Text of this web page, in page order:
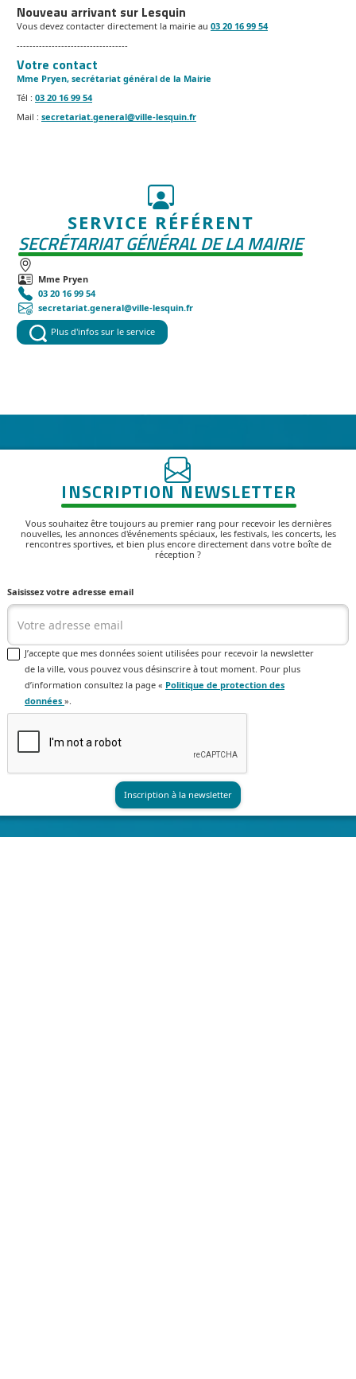
Nouveau arrivant sur Lesquin
Vous devez contacter directement la mairie au 03 20 16 99 54
-----------------------------------
Votre contact
Mme Pryen, secrétariat général de la Mairie
Tél : 03 20 16 99 54
Mail : secretariat.general@ville-lesquin.fr
SERVICE RÉFÉRENT
SECRÉTARIAT GÉNÉRAL DE LA MAIRIE
Mme Pryen
03 20 16 99 54
secretariat.general@ville-lesquin.fr
Plus d'infos sur le service
INSCRIPTION NEWSLETTER
Vous souhaitez être toujours au premier rang pour recevoir les dernières
nouvelles, les annonces d'événements spéciaux, les festivals, les concerts, les
rencontres sportives, et bien plus encore directement dans votre boîte de
réception ?
Saisissez votre adresse email
J’accepte que mes données soient utilisées pour recevoir la newsletter
de la ville, vous pouvez vous désinscrire à tout moment. Pour plus
d’information consultez la page « Politique de protection des
données ».